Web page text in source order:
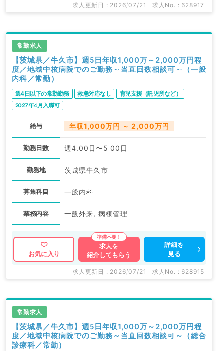
求人更新日 : 2026/07/21 求人No. : 628917
常勤求人
【茨城県／牛久市】週5日年収1,000万～2,000万円程
度／地域中核病院でのご勤務～当直回数相談可～（一般
内科／常勤）
週4日以下の常勤勤務 救急対応なし
育児支援（託児所など）
2027年4月入職可
給与 年収1,000万円 ～ 2,000万円
勤務日数 週4.00日〜5.00日
勤務地 茨城県牛久市
募集科目 一般内科
業務内容 一般外来, 病棟管理
お気に入り
求人を
紹介してもらう
詳細を
見る
求人更新日 : 2026/07/21 求人No. : 628915
常勤求人
【茨城県／牛久市】週5日年収1,000万～2,000万円程
度／地域中核病院でのご勤務～当直回数相談可～（総合
診療科／常勤）